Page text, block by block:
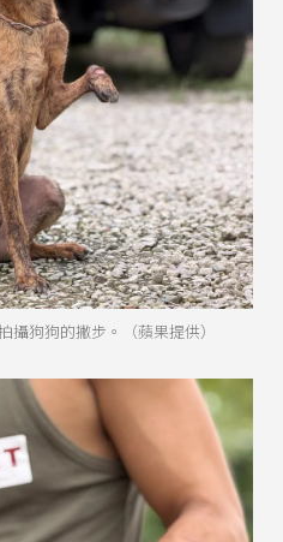
攝狗狗的撇步。（蘋果提供）